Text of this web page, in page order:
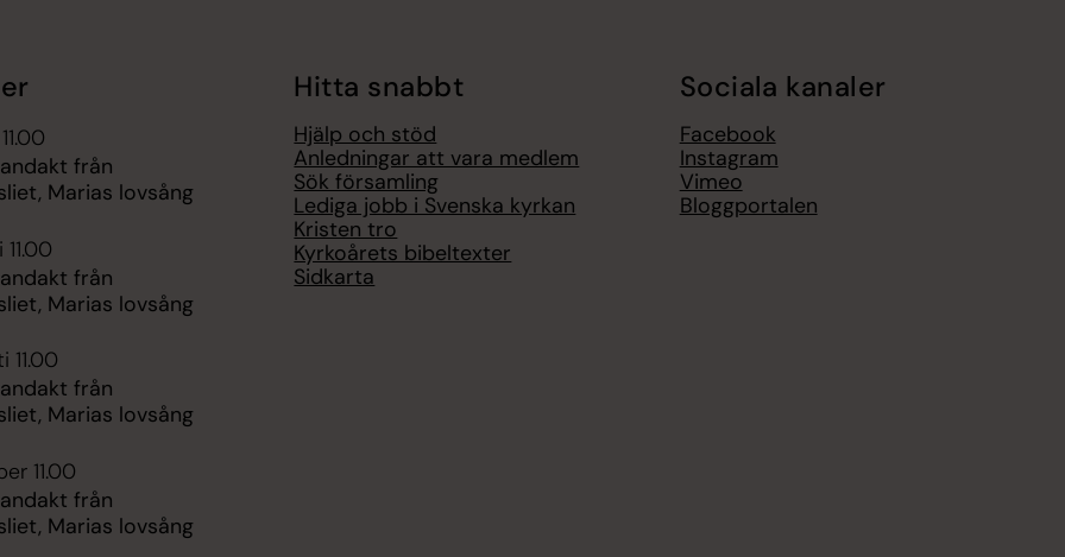
från
Marias lovsång
från
Marias lovsång
11.00
från
Marias lovsång
11.00
från
Marias lovsång
Hitta snabbt
Hjälp och stöd
Anledningar att vara medlem
Sök församling
Lediga jobb i Svenska kyrkan
Kristen tro
Kyrkoårets bibeltexter
Sidkarta
Sociala kanaler
Facebook
Instagram
Vimeo
Bloggportalen